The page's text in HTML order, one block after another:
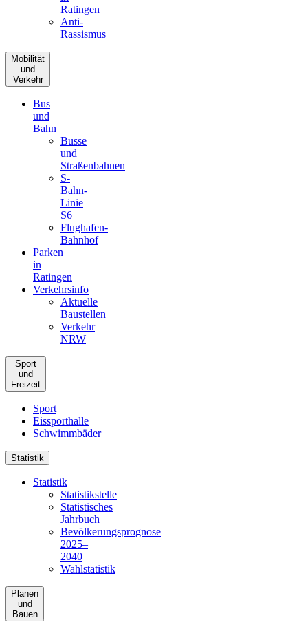
Ratingen
Anti-
Rassismus
Mobilität
und
Verkehr
Bus
und
Bahn
Busse
und
Straßenbahnen
S-
Bahn-
Linie
S6
Flughafen-
Bahnhof
Parken
in
Ratingen
Verkehrsinfo
Aktuelle
Baustellen
Verkehr
NRW
Sport
und
Freizeit
Sport
Eissporthalle
Schwimmbäder
Statistik
Statistik
Statistikstelle
Statistisches
Jahrbuch
Bevölkerungsprognose
2025–
2040
Wahlstatistik
Planen
und
Bauen